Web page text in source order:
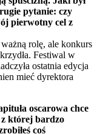
pytanie: czy
pierwotny cel z
rolę, ale konkurs
Festiwal w
ostatnia edycja
mieć dyrektora
oscarowa chce
której bardzo
coś